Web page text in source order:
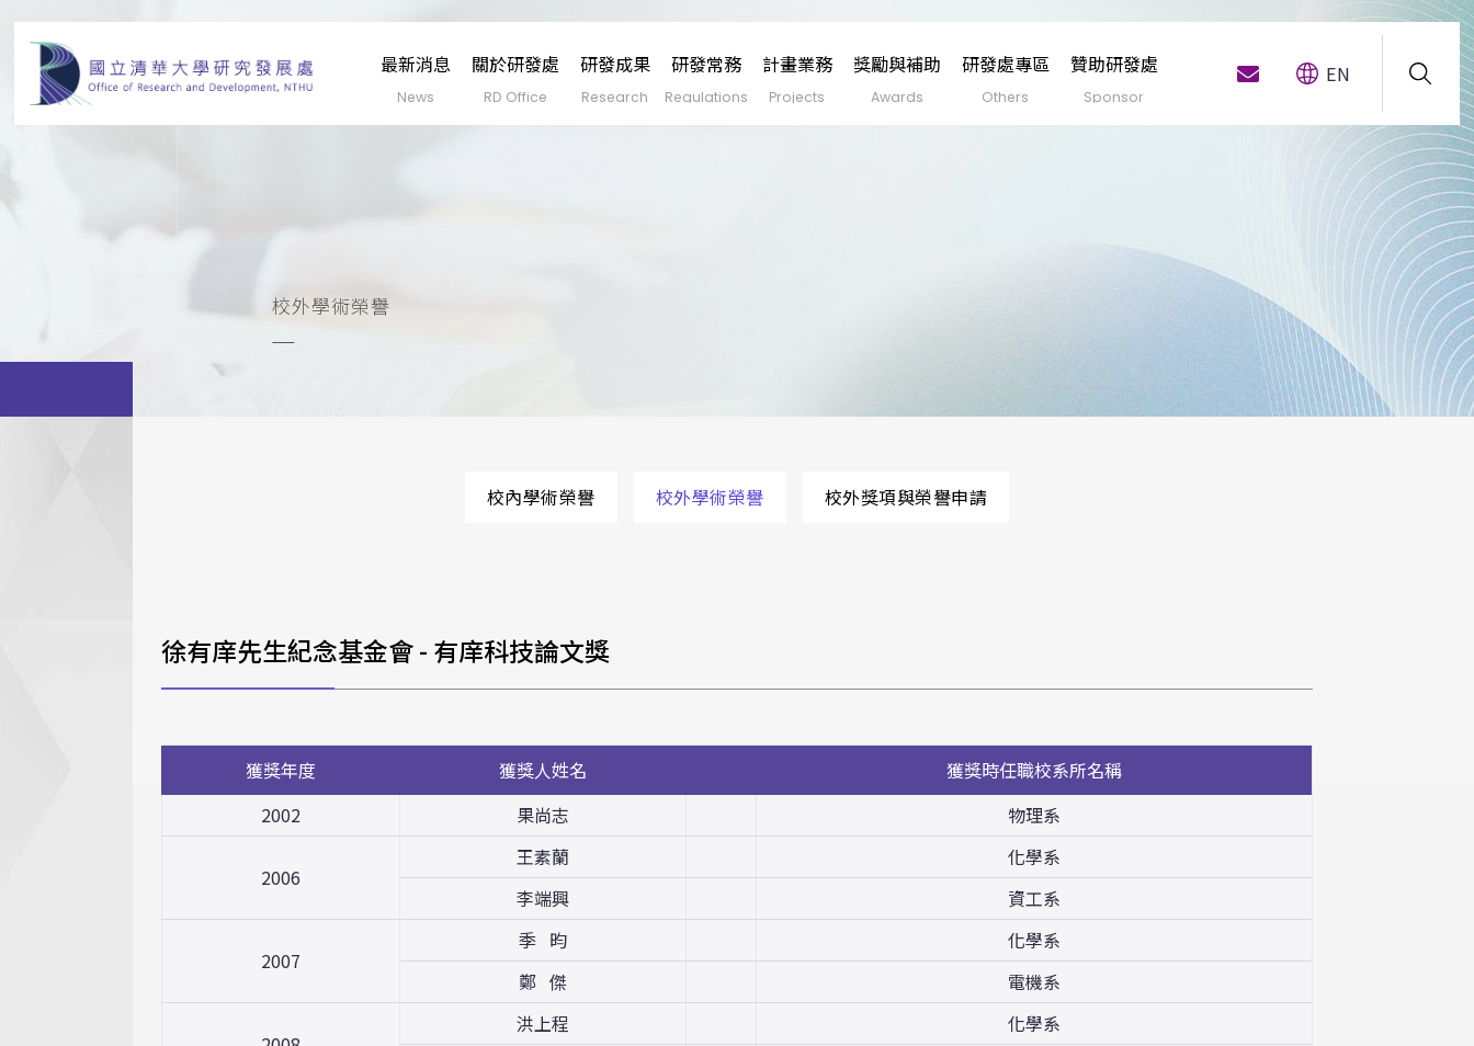
最新消息 關於研發處 研發成果 研發常務 計畫業務 獎勵與補助 研發處專區 贊助研發處 EN
校外學術榮譽
校內學術榮譽 校外學術榮譽 校外獎項與榮譽申請
徐有庠先生紀念基金會 - 有庠科技論文獎
獲獎年度 獲獎人姓名
獲獎時任職校系所名稱
2002
果尚志 物理系
2006
王素蘭
化學系
李端興
資工系
2007
季 昀
化學系
鄭 傑
電機系
洪上程
化學系